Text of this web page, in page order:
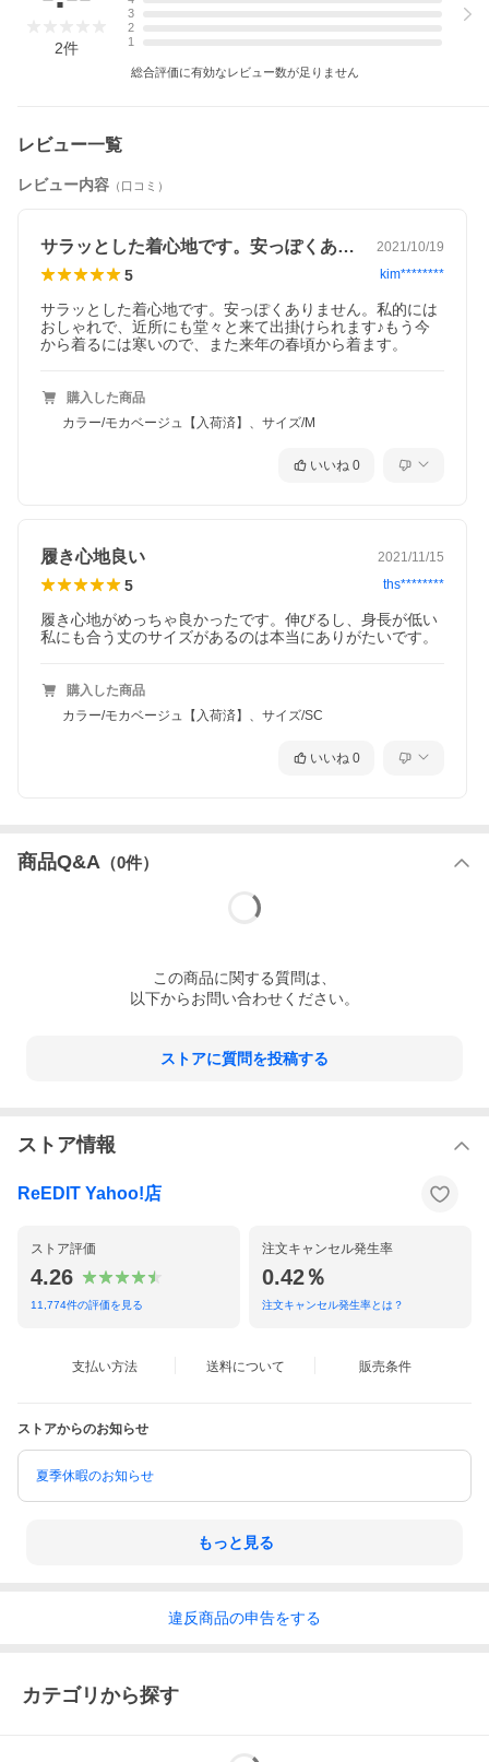
リラックス感のある履き心地で、柔らかい肌当たりがやみつき
に。
ウエスト総ゴムかつ、ウエストドロスト入りなのでウエストに合
リラクシーながらも、リブの縦ラインと、長めのストレートシル
エットが美脚見せも叶えてくれる優秀ボトムです。
セットアップのアイテム(トップス:134292)と合わせたリラックス
です。
■C（コンパクト）サイズ対応
スタッフが実際に着用しました！
SCサイズ着用
ウエスト：62cm
ヒップ：85cm
わたり：45cm
【丈感】足の甲にかかるくらいの丈感です。
【どのサイズを選ぶか】普段通りSCサイズを選びま
生地なのでリラックス感のある履き心地です。リブ
ヒップ：87cm
バスト：83cm
【どのサイズを選ぶか】普段通りMサイズを選びま
【コメント】伸縮性に優れ、通気性も良いリラック
スパンツです。ポケットもついているので実用性が
【ウエスト】ドロスト仕様なので好みのサイズ感に
ある程度調整できます。
【ヒップ】ゆとりがあります。
【コメント】ゴム入り且つドロスト仕様なので好み
のサイズ感に調整して着用できます。Mサイズだと
2件
3
2
1
総合評価に有効なレビュー数が足りません
レビュー一覧
レビュー内容 （口コミ）
サラッとした着心地です。安っぽくありま… 2021/10/19
5 kim********
サラッとした着心地です。安っぽくありません。私的には
おしゃれで、近所にも堂々と来て出掛けられます♪もう今
から着るには寒いので、また来年の春頃から着ます。
購入した商品
カラー/モカベージュ【入荷済】、サイズ/M
いいね 0
履き心地良い 2021/11/15
5 ths********
履き心地がめっちゃ良かったです。伸びるし、身長が低い
私にも合う丈のサイズがあるのは本当にありがたいです。
購入した商品
カラー/モカベージュ【入荷済】、サイズ/SC
いいね 0
商品Q&A （0件）
この商品に関する質問は、
以下からお問い合わせください。
ストアに質問を投稿する
ストア情報
ReEDIT Yahoo!店
ストア評価
4.26
11,774件の評価を見る
注文キャンセル発生率
0.42％
注文キャンセル発生率とは？
支払い方法 送料について 販売条件
ストアからのお知らせ
夏季休暇のお知らせ
もっと見る
違反商品の申告をする
カテゴリから探す